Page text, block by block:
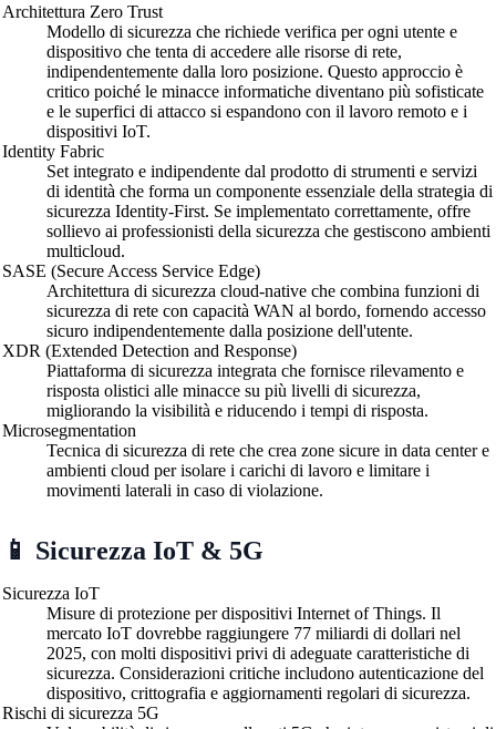
Architettura Zero Trust
Modello di sicurezza che richiede verifica per ogni utente e
dispositivo che tenta di accedere alle risorse di rete,
indipendentemente dalla loro posizione. Questo approccio è
critico poiché le minacce informatiche diventano più sofisticate
e le superfici di attacco si espandono con il lavoro remoto e i
dispositivi IoT.
Identity Fabric
Set integrato e indipendente dal prodotto di strumenti e servizi
di identità che forma un componente essenziale della strategia di
sicurezza Identity-First. Se implementato correttamente, offre
sollievo ai professionisti della sicurezza che gestiscono ambienti
multicloud.
SASE (Secure Access Service Edge)
Architettura di sicurezza cloud-native che combina funzioni di
sicurezza di rete con capacità WAN al bordo, fornendo accesso
sicuro indipendentemente dalla posizione dell'utente.
XDR (Extended Detection and Response)
Piattaforma di sicurezza integrata che fornisce rilevamento e
risposta olistici alle minacce su più livelli di sicurezza,
migliorando la visibilità e riducendo i tempi di risposta.
Microsegmentation
Tecnica di sicurezza di rete che crea zone sicure in data center e
ambienti cloud per isolare i carichi di lavoro e limitare i
movimenti laterali in caso di violazione.
📱 Sicurezza IoT & 5G
Sicurezza IoT
Misure di protezione per dispositivi Internet of Things. Il
mercato IoT dovrebbe raggiungere 77 miliardi di dollari nel
2025, con molti dispositivi privi di adeguate caratteristiche di
sicurezza. Considerazioni critiche includono autenticazione del
dispositivo, crittografia e aggiornamenti regolari di sicurezza.
Rischi di sicurezza 5G